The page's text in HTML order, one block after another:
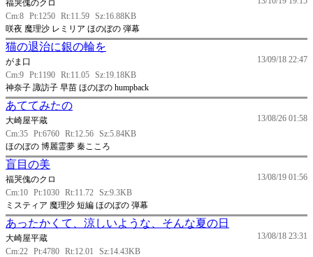
福哭傀のクロ
Cm:8 Pt:1250 Rt:11.59 Sz:16.88KB
咲夜 魔理沙 レミリア ほのぼの 弾幕
猫の退治に銀の輪を
13/09/18 22:47
がま口
Cm:9 Pt:1190 Rt:11.05 Sz:19.18KB
神奈子 諏訪子 早苗 ほのぼの humpback
あててみたの
13/08/26 01:58
大崎屋平蔵
Cm:35 Pt:6760 Rt:12.56 Sz:5.84KB
ほのぼの 博麗霊夢 秦こころ
盲目の美
13/08/19 01:56
福哭傀のクロ
Cm:10 Pt:1030 Rt:11.72 Sz:9.3KB
ミスティア 魔理沙 短編 ほのぼの 弾幕
あったかくて、涼しいような、そんな夏の日
13/08/18 23:31
大崎屋平蔵
Cm:22 Pt:4780 Rt:12.01
Sz:14.43KB